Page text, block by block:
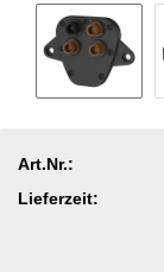
Art.Nr.:
Lieferzeit: